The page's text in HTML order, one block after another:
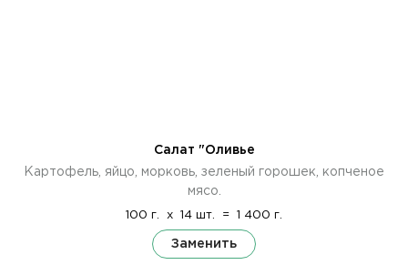
Салат "Оливье
Картофель, яйцо, морковь, зеленый горошек, копченое
мясо.
100 г. x 14 шт. = 1 400 г.
Заменить